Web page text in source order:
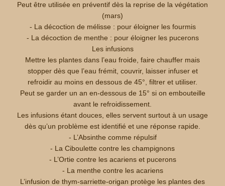
Peut être utilisée en préventif dès la reprise de la végétation
(mars)
- La décoction de mélisse : pour éloigner les fourmis
- La décoction de menthe : pour éloigner les pucerons
Les infusions
Mettre les plantes dans l’eau froide, faire chauffer mais
stopper dès que l’eau frémit, couvrir, laisser infuser et
refroidir au moins en dessous de 45°, filtrer et utiliser.
Peut se garder un an en-dessous de 15° si on embouteille
avant le refroidissement.
Les infusions étant douces, elles servent surtout à un usage
dès qu’un problème est identifié et une réponse rapide.
- L’Absinthe comme répulsif
- La Ciboulette contre les champignons
- L’Ortie contre les acariens et pucerons
- La menthe contre les acariens
L’infusion de thym-sarriette-origan protège les plantes des